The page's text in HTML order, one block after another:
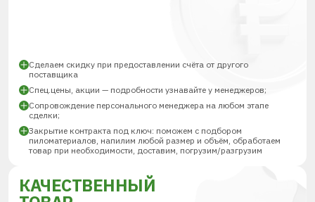
Сделаем скидку при предоставлении счёта от другого
поставщика
Спец.цены, акции — подробности узнавайте у менеджеров;
Сопровождение персонального менеджера на любом этапе
сделки;
Закрытие контракта под ключ: поможем с подбором
пиломатериалов, напилим любой размер и объём, обработаем
товар при необходимости, доставим, погрузим/разгрузим
КАЧЕСТВЕННЫЙ